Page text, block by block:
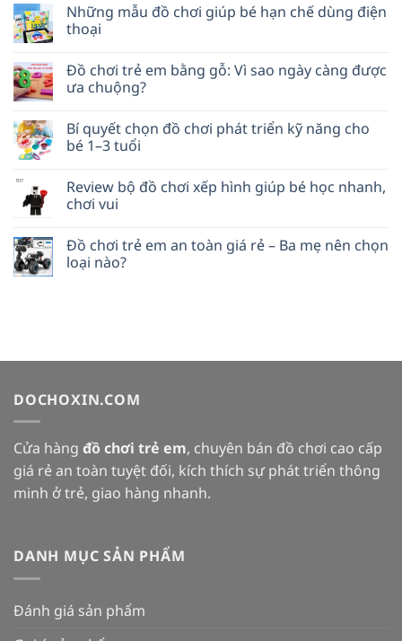
Những mẫu đồ chơi giúp bé hạn chế dùng điện
thoại
Đồ chơi trẻ em bằng gỗ: Vì sao ngày càng được
ưa chuộng?
Bí quyết chọn đồ chơi phát triển kỹ năng cho
bé 1–3 tuổi
Review bộ đồ chơi xếp hình giúp bé học nhanh,
chơi vui
Đồ chơi trẻ em an toàn giá rẻ – Ba mẹ nên chọn
loại nào?
DOCHOXIN.COM
Cửa hàng đồ chơi trẻ em, chuyên bán đồ chơi cao cấp
giá rẻ an toàn tuyệt đối, kích thích sự phát triển thông
minh ở trẻ, giao hàng nhanh.
DANH MỤC SẢN PHẨM
Đánh giá sản phẩm